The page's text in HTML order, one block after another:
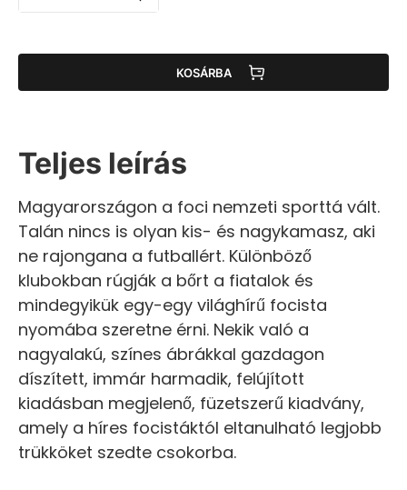
KOSÁRBA
Teljes leírás
Magyarországon a foci nemzeti sporttá vált.
Talán nincs is olyan kis- és nagykamasz, aki
ne rajongana a futballért. Különböző
klubokban rúgják a bőrt a fiatalok és
mindegyikük egy-egy világhírű focista
nyomába szeretne érni. Nekik való a
nagyalakú, színes ábrákkal gazdagon
díszített, immár harmadik, felújított
kiadásban megjelenő, füzetszerű kiadvány,
amely a híres focistáktól eltanulható legjobb
trükköket szedte csokorba.